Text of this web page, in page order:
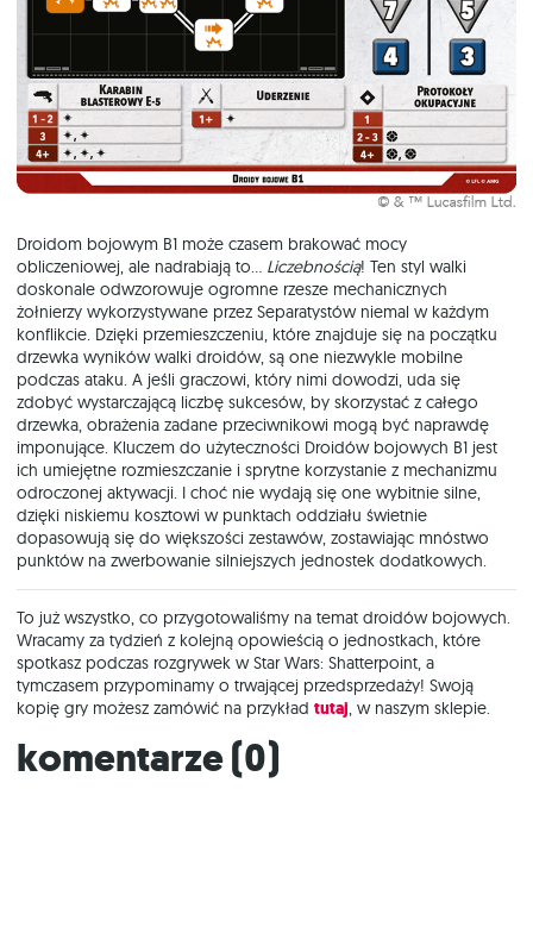
Droidom bojowym B1 może czasem brakować mocy
obliczeniowej, ale nadrabiają to… Liczebnością! Ten styl walki
doskonale odwzorowuje ogromne rzesze mechanicznych
żołnierzy wykorzystywane przez Separatystów niemal w każdym
konflikcie. Dzięki przemieszczeniu, które znajduje się na początku
drzewka wyników walki droidów, są one niezwykle mobilne
podczas ataku. A jeśli graczowi, który nimi dowodzi, uda się
zdobyć wystarczającą liczbę sukcesów, by skorzystać z całego
drzewka, obrażenia zadane przeciwnikowi mogą być naprawdę
imponujące. Kluczem do użyteczności Droidów bojowych B1 jest
ich umiejętne rozmieszczanie i sprytne korzystanie z mechanizmu
odroczonej aktywacji. I choć nie wydają się one wybitnie silne,
dzięki niskiemu kosztowi w punktach oddziału świetnie
dopasowują się do większości zestawów, zostawiając mnóstwo
punktów na zwerbowanie silniejszych jednostek dodatkowych.
To już wszystko, co przygotowaliśmy na temat droidów bojowych.
Wracamy za tydzień z kolejną opowieścią o jednostkach, które
spotkasz podczas rozgrywek w Star Wars: Shatterpoint, a
tymczasem przypominamy o trwającej przedsprzedaży! Swoją
kopię gry możesz zamówić na przykład tutaj, w naszym sklepie.
Komentarze (0)